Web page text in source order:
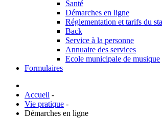
Santé
Démarches en ligne
Réglementation et tarifs du
Back
Service à la personne
Annuaire des services
Ecole municipale de musique
Formulaires
Accueil -
Vie pratique -
Démarches en ligne